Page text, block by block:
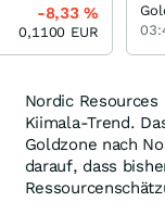
Nordic
Kiimala-Trend.
Goldzone nach
darauf, dass
-8,33%
0,1100 EUR